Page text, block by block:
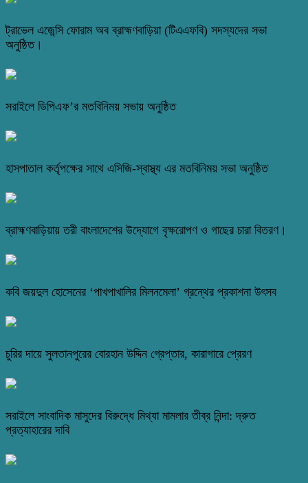
ট্রাভেল এজেন্সি ফোরাম অব ব্রাহ্মণবাড়িয়া (টিএএফবি) সদস্যদের সভা
অনুষ্ঠিত।
সরাইলে ডিপিএফ’র মতবিনিময় সভায় অনুষ্ঠিত
হাসপাতাল কর্তৃপক্ষের সাথে এসিজি-স্বাস্থ্য এর মতবিনিময় সভা অনুষ্ঠিত
ব্রাহ্মণবাড়িয়ায় তরী বাংলাদেশের উদ্যোগে বৃক্ষরোপণ ও গাছের চারা বিতরণ।
কবি জয়দুল হোসেনের ‘পাখপাখালির মিলনমেলা’ গ্রন্থের প্রকাশনা উৎসব
চুরির দায়ে সুলতানপুরের বোরহান উদ্দিন গ্রেপ্তার, কারাগারে প্রেরণ
সরাইলে সাংবাদিক মাসুদের বিরুদ্ধে মিথ্যা মামলার তীব্র নিন্দা: দ্রুত
প্রত্যাহারের দাবি